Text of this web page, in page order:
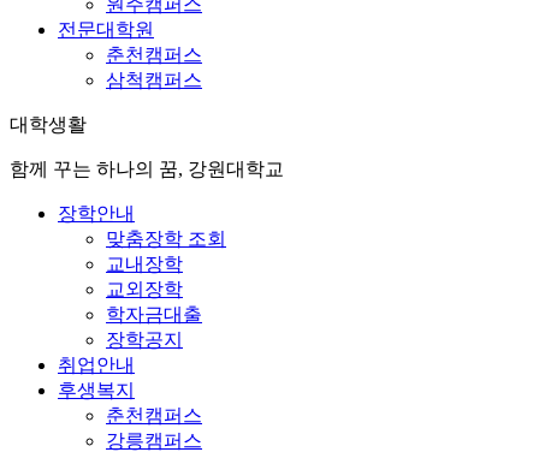
전문대학원
춘천캠퍼스
삼척캠퍼스
대학생활
함께 꾸는 하나의 꿈, 강원대학교
장학안내
맞춤장학 조회
교내장학
교외장학
학자금대출
장학공지
취업안내
후생복지
춘천캠퍼스
강릉캠퍼스